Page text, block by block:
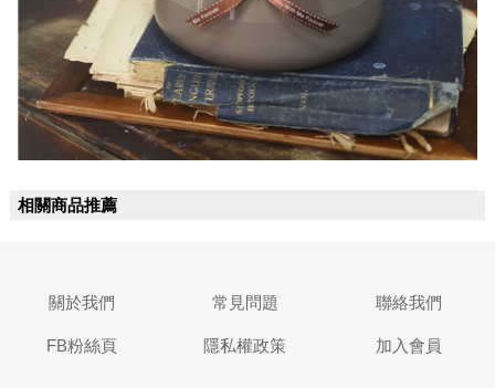
相關商品推薦
關於我們 常見問題 聯絡我們
FB粉絲頁 隱私權政策 加入會員